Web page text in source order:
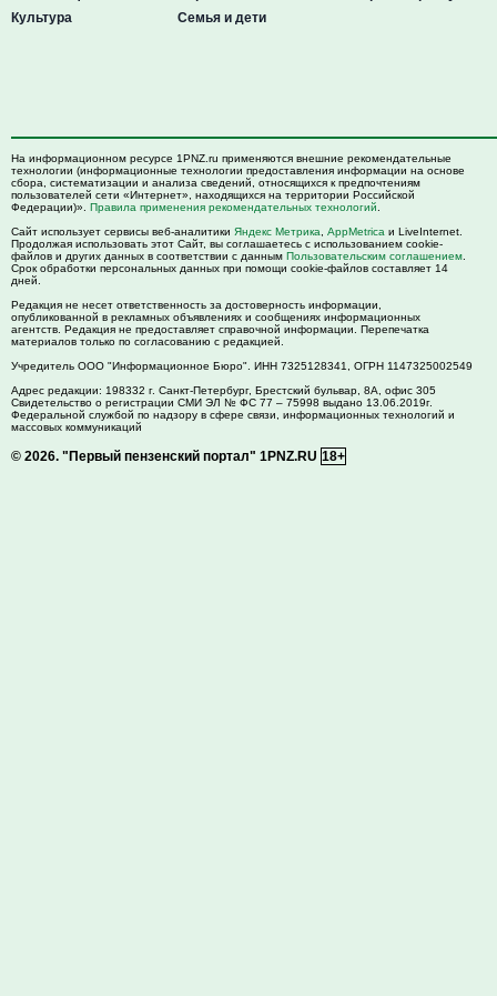
Культура
Семья и дети
На информационном ресурсе 1PNZ.ru применяются внешние рекомендательные
технологии (информационные технологии предоставления информации на основе
сбора, систематизации и анализа сведений, относящихся к предпочтениям
пользователей сети «Интернет», находящихся на территории Российской
Федерации)». Правила применения рекомендательных технологий
Сайт использует сервисы веб-аналитики Яндекс Метрика AppMetrica и LiveInternet.
Продолжая использовать этот Сайт, вы соглашаетесь с использованием cookie-
файлов и других данных в соответствии с данным Пользовательским соглашением
Срок обработки персональных данных при помощи cookie-файлов составляет 14
дней.
Редакция не несет ответственность за достоверность информации,
опубликованной в рекламных объявлениях и сообщениях информационных
агентств. Редакция не предоставляет справочной информации. Перепечатка
материалов только по согласованию с редакцией.
Учредитель ООО "Информационное Бюро". ИНН 7325128341, ОГРН 1147325002549
Адрес редакции: 198332 г. Санкт-Петербург, Брестский бульвар, 8А, офис 305
Свидетельство о регистрации СМИ ЭЛ № ФС 77 – 75998 выдано 13.06.2019г.
Федеральной службой по надзору в сфере связи, информационных технологий и
массовых коммуникаций
© 2026. "Первый пензенский портал" 1PNZ.RU 18+